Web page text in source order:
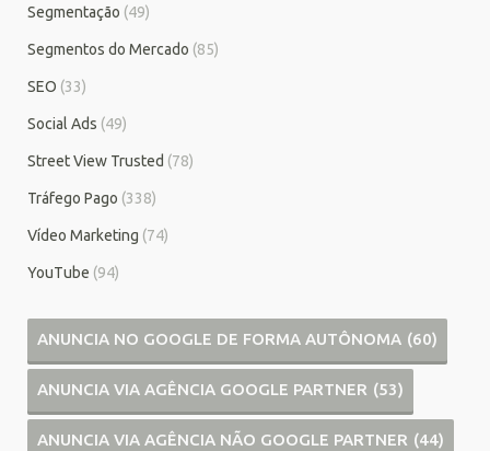
Segmentação (49)
Segmentos do Mercado (85)
SEO (33)
Social Ads (49)
Street View Trusted (78)
Tráfego Pago (338)
Vídeo Marketing (74)
YouTube (94)
ANUNCIA NO GOOGLE DE FORMA AUTÔNOMA (60)
ANUNCIA VIA AGÊNCIA GOOGLE PARTNER (53)
ANUNCIA VIA AGÊNCIA NÃO GOOGLE PARTNER (44)